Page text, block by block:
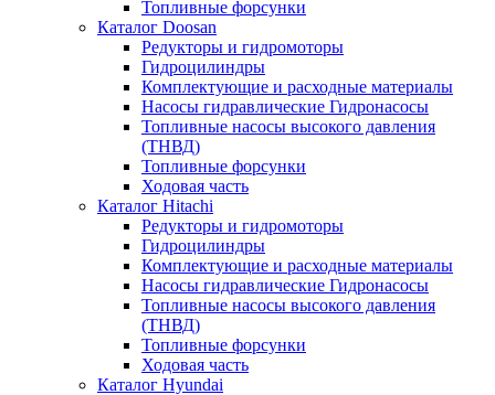
Топливные форсунки
Каталог Doosan
Редукторы и гидромоторы
Гидроцилиндры
Комплектующие и расходные материалы
Насосы гидравлические Гидронасосы
Топливные насосы высокого давления
(ТНВД)
Топливные форсунки
Ходовая часть
Каталог Hitachi
Редукторы и гидромоторы
Гидроцилиндры
Комплектующие и расходные материалы
Насосы гидравлические Гидронасосы
Топливные насосы высокого давления
(ТНВД)
Топливные форсунки
Ходовая часть
Каталог Hyundai